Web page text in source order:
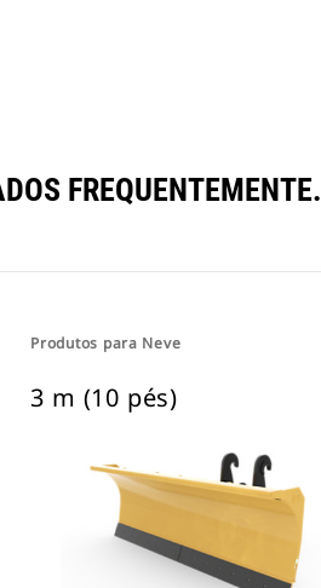
FREQUENTEMENTE.
Produtos para Neve
3 m (10 pés)